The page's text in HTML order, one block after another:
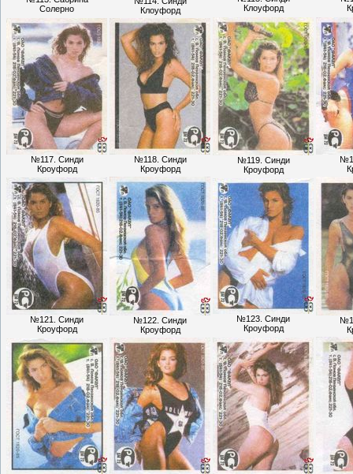
Солерно
Клоуфорд
Клоуфорд
№117. Синди
Кроуфорд
№118. Синди
Кроуфорд
№119. Синди
Кроуфорд
№121. Синди
Кроуфорд
№122. Синди
Кроуфорд
№123. Синди
Кроуфорд